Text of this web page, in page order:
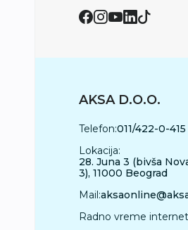
AKSA D.O.O.
Telefon:011/422-0-415
Lokacija:
28. Juna 3 (bivša
3), 11000 Beograd
Mail:
Radno vreme